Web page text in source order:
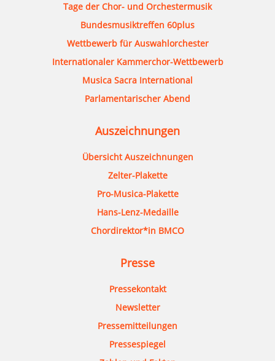
Tage der Chor- und Orchestermusik
Bundesmusiktreffen 60plus
Wettbewerb für Auswahlorchester
Internationaler Kammerchor-Wettbewerb
Musica Sacra International
Parlamentarischer Abend
Auszeichnungen
Übersicht Auszeichnungen
Zelter-Plakette
Pro-Musica-Plakette
Hans-Lenz-Medaille
Chordirektor*in BMCO
Presse
Pressekontakt
Newsletter
Pressemitteilungen
Pressespiegel